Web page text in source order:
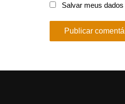
Salvar meus